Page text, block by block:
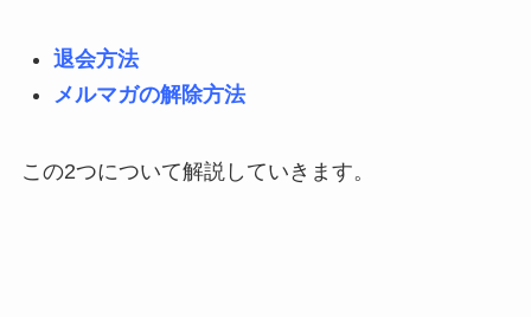
退会方法
メルマガの解除方法
この2つについて解説していきます。